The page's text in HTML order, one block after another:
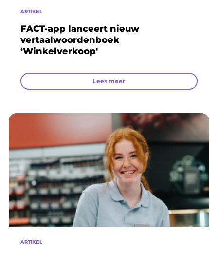
ARTIKEL
FACT-app lanceert nieuw
vertaalwoordenboek
‘Winkelverkoop'
Lees meer
ARTIKEL